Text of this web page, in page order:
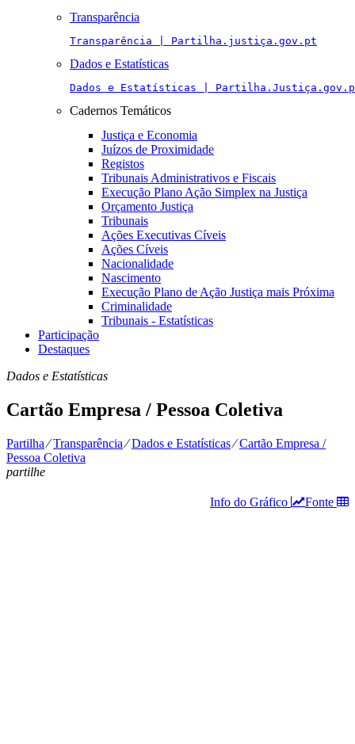
Transparência
Transparência | Partilha.justiça.gov.pt
Dados e Estatísticas
Dados e Estatísticas |
Cadernos Temáticos
Justiça e Economia
Juízos de Proximidade
Registos
Tribunais Administrativos e Fiscais
Execução Plano Ação Simplex na Justiça
Orçamento Justiça
Tribunais
Ações Executivas Cíveis
Ações Cíveis
Nacionalidade
Nascimento
Execução Plano de Ação Justiça mais Próxima
Criminalidade
Tribunais - Estatísticas
Participação
Destaques
Dados e Estatísticas
Cartão Empresa / Pessoa Coletiva
Partilha⁄Transparência⁄Dados e Estatísticas⁄Cartão Empresa /
Pessoa Coletiva
partilhe
Fonte
Info do Gráfico